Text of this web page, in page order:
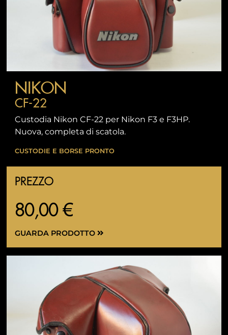
NIKON
CF-22
Custodia Nikon CF-22 per Nikon F3 e F3HP.
Nuova, completa di scatola.
CUSTODIE E BORSE PRONTO
PREZZO
80,00 €
GUARDA PRODOTTO